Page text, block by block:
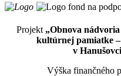
Projekt „Obnova
kultúrnej pamiatke
v
Výška finančného